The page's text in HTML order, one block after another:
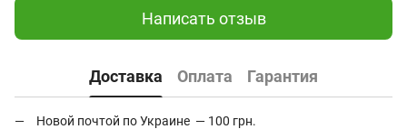
Написать отзыв
Доставка Оплата Гарантия
Новой почтой по Украине — 100 грн.